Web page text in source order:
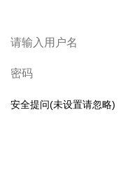
安全提问(未设置请忽略)